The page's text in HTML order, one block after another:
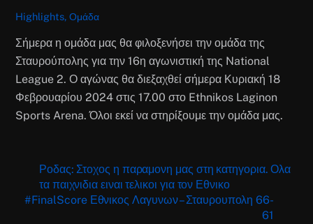
Highlights,Ομάδα
Σήμερα η ομάδα μας θα φιλοξενήσει την ομάδα της
Σταυρούπολης για την 16η αγωνιστική της National
League 2. Ο αγώνας θα διεξαχθεί σήμερα Κυριακή 18
Φεβρουαρίου 2024 στις 17.00 στο Ethnikos Laginon
Sports Arena. Όλοι εκεί να στηρίξουμε την ομάδα μας.
Ροδας: Στοχος η παραμονη μας στη κατηγορια. Ολα
τα παιχνιδια ειναι τελικοι για τον Εθνικο
#FinalScore Εθνικος Λαγυνων – Σταυρουπολη 66-
61